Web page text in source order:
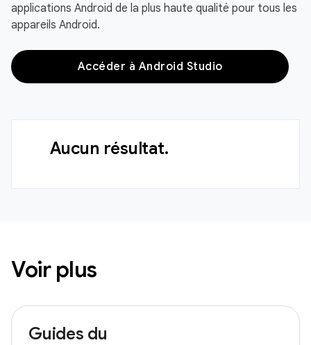
applications Android de la plus haute qualité pour tous les
appareils Android.
Accéder à Android Studio
Aucun résultat.
Voir plus
Guides du